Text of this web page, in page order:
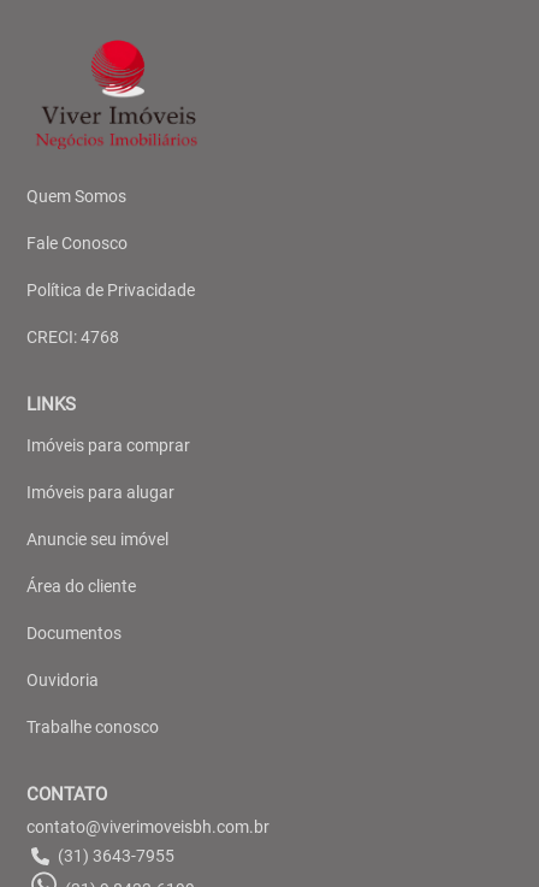
Quem Somos
Fale Conosco
Política de Privacidade
CRECI: 4768
LINKS
Imóveis para comprar
Imóveis para alugar
Anuncie seu imóvel
Área do cliente
Documentos
Ouvidoria
Trabalhe conosco
CONTATO
contato@viverimoveisbh.com.br
(31) 3643-7955